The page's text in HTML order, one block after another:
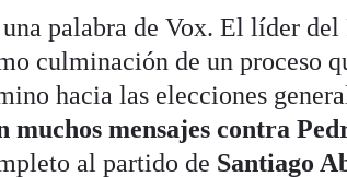
palabra de Vox. El líder del
culminación de un proceso
hacia las elecciones
muchos mensajes contra
al partido de Santiago